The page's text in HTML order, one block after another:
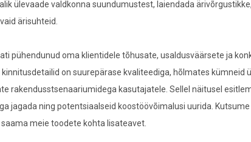
ülevaade valdkonna suundumustest, laiendada
ärisuhteid.
pühendunud oma klientidele tõhusate, usaldusväärsete ja
on suurepärase kvaliteediga, hõlmates kümneid
rakendusstsenaariumidega kasutajatele. Sellel näitusel
jagada ning potentsiaalseid koostöövõimalusi uurida.
meie toodete kohta lisateavet.